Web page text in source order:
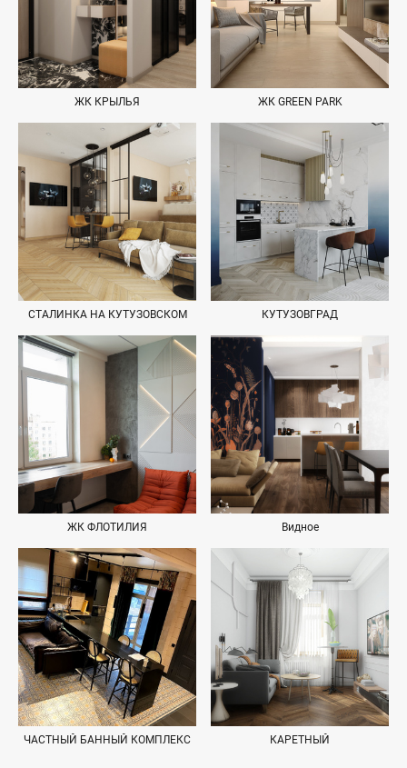
ЖК КРЫЛЬЯ ЖК GREEN PARK
СТАЛИНКА НА КУТУЗОВСКОМ КУТУЗОВГРАД
ЖК ФЛОТИЛИЯ Видное
ЧАСТНЫЙ БАННЫЙ КОМПЛЕКС КАРЕТНЫЙ